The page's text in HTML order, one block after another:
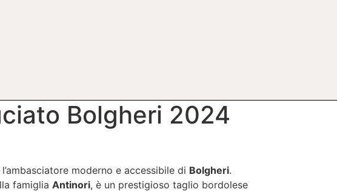
Bolgheri 2024
moderno e accessibile di Bolgheri.
famiglia Antinori, è un prestigioso taglio bordolese